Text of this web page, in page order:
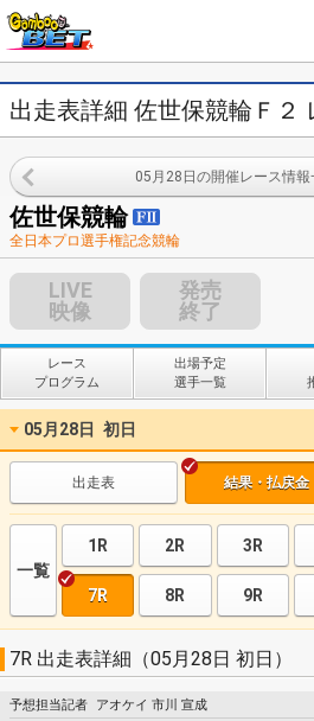
出走表詳細 佐世保競輪Ｆ２
05月28日の開催レース情報
佐世保競輪
全日本プロ選手権記念競輪
LIVE
映像
発売
終了
レース
プログラム
出場予定
選手一覧
05月28日 初日
出走表 結果・払戻金
一覧
1R 2R 3R
7R 8R 9R
7R 出走表詳細（05月28日 初日）
予想担当記者
アオケイ 市川 宣成